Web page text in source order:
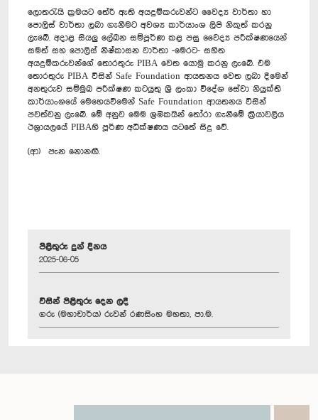
ලොතරැයි ක්‍රමයට තේරී ඇති අයදුම්කරුවන්ට වෛද්‍ය වාර්තා හා
පොලිස් වාර්තා ලබා ගැනීමට අවශ්‍ය කාර්යාංශ ලිපි නිකුත් කරනු
ලැබේ. අදාළ සියලු ලේඛන සම්පූර්ණ කළ පසු වෛද්‍ය පරීක්ෂණයෙන්
සමත් සහ පොලිස් නිෂ්කාසන වාර්තා -මෙරට- සහිත
අයදුම්කරුවන්ගේ තොරතුරු PIBA වෙත යොමු කරනු ලැබේ. එම
තොරතුරු PIBA විසින් Safe Foundation ආයතනය වෙත ලබා දීමෙන්
අනතුරුව සම්මුඛ පරීක්ෂණ කටයුතු ශ්‍රී ලංකා විදේශ සේවා නියුක්ති
කාර්යාංශයේ මෙහෙයවීමෙන් Safe Foundation ආයතනය විසින්
පවත්වනු ලැබේ. මේ අනුව මෙම ශ්‍රමිකයින් තෝරා ගැනීමේ ක්‍රියාවලිය
ඊශ්‍රායලයේ PIBAහි පූර්ණ අධීක්ෂණය යටතේ සිදු වේ.
(ආ) පැන නොනඟී.
පිළිතුරු දුන් දිනය
2025-06-05
විසින් පිළිතුරු දෙන ලදී
ගරු (මහාචාර්ය) රුවන් රණසිංහ මහතා, පා.ම.